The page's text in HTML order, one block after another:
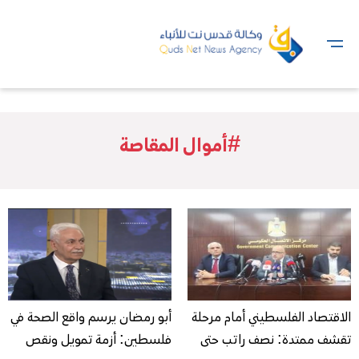
#أموال المقاصة
الاقتصاد الفلسطيني أمام مرحلة
تقشف ممتدة: نصف راتب حتى
أبو رمضان يرسم واقع الصحة في
فلسطين: أزمة تمويل ونقص